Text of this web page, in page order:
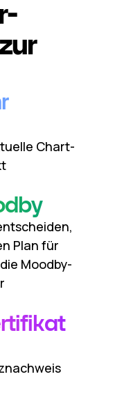
Chart-
Plan für
Moodby-